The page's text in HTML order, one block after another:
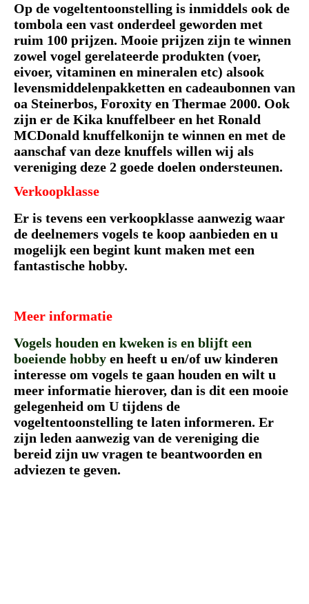
Op de vogeltentoonstelling is inmiddels ook de
tombola een vast onderdeel geworden met
ruim 100 prijzen. Mooie prijzen zijn te winnen
zowel vogel gerelateerde produkten (voer,
eivoer, vitaminen en mineralen etc) alsook
levensmiddelenpakketten en cadeaubonnen van
oa Steinerbos, Foroxity en Thermae 2000. Ook
zijn er de Kika knuffelbeer en het Ronald
MCDonald knuffelkonijn te winnen en met de
aanschaf van deze knuffels willen wij als
vereniging deze 2 goede doelen ondersteunen.
Verkoopklasse
Er is tevens een verkoopklasse aanwezig waar
de deelnemers vogels te koop aanbieden en u
mogelijk een begint kunt maken met een
fantastische hobby.
Meer informatie
Vogels houden en kweken is en blijft een
boeiende hobby en heeft u en/of uw kinderen
interesse om vogels te gaan houden en wilt u
meer informatie hierover, dan is dit een mooie
gelegenheid om U tijdens de
vogeltentoonstelling te laten informeren. Er
zijn leden aanwezig van de vereniging die
bereid zijn uw vragen te beantwoorden en
adviezen te geven.